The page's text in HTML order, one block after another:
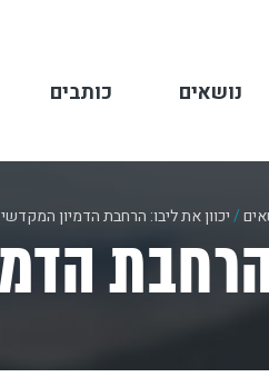
נושאים כותבים
/יכוון את ליבו: הרחבת הדמיון המקדשי
הרחבת